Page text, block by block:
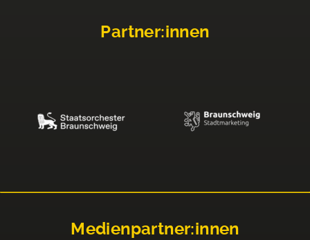
Partner:innen
Medienpartner:innen